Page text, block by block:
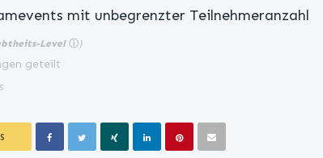
mit unbegrenzter Teilnehmeranzahl
Level ⓘ)
geteilt